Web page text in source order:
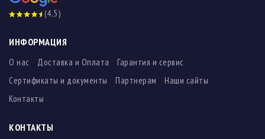
(4,5)
ИНФОРМАЦИЯ
О нас Доставка и Оплата
Гарантия и сервис
Сертификаты и документы
Партнерам
Наши сайты
Контакты
КОНТАКТЫ